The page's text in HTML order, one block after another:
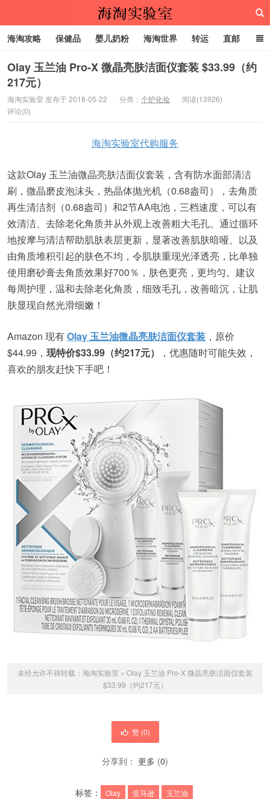
海淘实验室
海淘攻略 保健品 婴儿奶粉 海淘世界 转运 直邮
代购服务
Olay 玉兰油 Pro-X 微晶亮肤洁面仪套装 $33.99（约
217元）
海淘实验室 发布于 2018-05-22 分类： 个护化妆
阅读(13926)
评论(0)
海淘实验室代购服务
这款Olay 玉兰油微晶亮肤洁面仪套装，含有防水面部清洁
刷，微晶磨皮泡沫头，热晶体抛光机（0.68盎司），去角质
再生清洁剂（0.68盎司）和2节AA电池，三档速度，可以有
效清洁、去除老化角质并从外观上改善粗大毛孔。通过循环
地按摩与清洁帮助肌肤表层更新，显著改善肌肤暗哑、以及
由角质堆积引起的肤色不均，令肌肤重现光泽透亮，比单独
使用磨砂膏去角质效果好700％，肤色更亮，更均匀。建议
每周护理，温和去除老化角质，细致毛孔，改善暗沉，让肌
肤显现自然光滑细嫩！
Amazon 现有Olay 玉兰油微晶亮肤洁面仪套装 ，原价
$44.99， 现特价$33.99（约217元）
，优惠随时可能失效，
喜欢的朋友赶快下手吧！
未经允许不得转载： 海淘实验室 » Olay 玉兰油 Pro-X 微晶亮肤洁面仪套装
$33.99（约217元）
赞 (0)
分享到： 更多 (0)
标签： Olay 亚马逊 玉兰油